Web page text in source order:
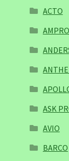
ACTO
AMPRO
ASK
AVIO
BARCO